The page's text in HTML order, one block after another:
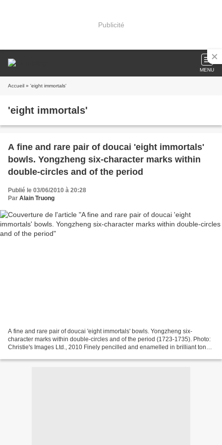
Publicité
MENU
Accueil » 'eight immortals'
'eight immortals'
A fine and rare pair of doucai 'eight immortals'
bowls. Yongzheng six-character marks within
double-circles and of the period
Publié le 03/06/2010 à 20:28
Par Alain Truong
A fine and rare pair of doucai 'eight immortals' bowls. Yongzheng six-
character marks within double-circles and of the period (1723-1735). Photo:
Christie's Images Ltd., 2010 Finely pencilled and enamelled in brilliant tones